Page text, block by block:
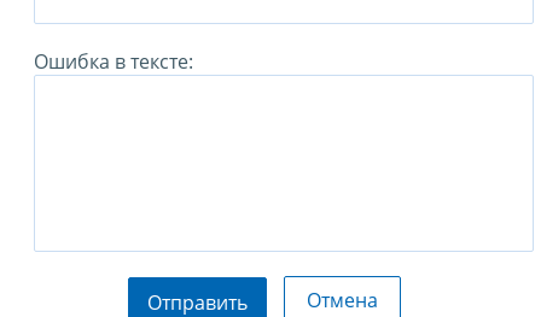
Ошибка в тексте:
Отправить Отмена